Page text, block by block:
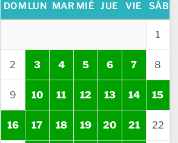
DOM LUN MAR MIÉ JUE VIE SÁB
1
2 3 4 5 6 7 8
9 10 11 12 13 14 15
16 17 18 19 20 21 22